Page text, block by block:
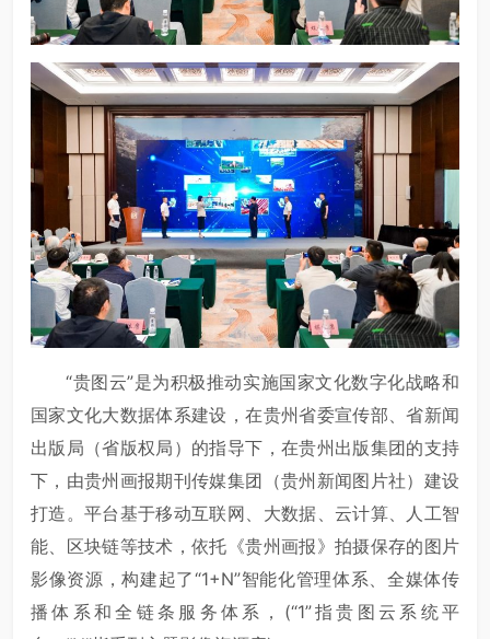
“贵图云”是为积极推动实施国家文化数字化战略和
国家文化大数据体系建设，在贵州省委宣传部、省新闻
出版局（省版权局）的指导下，在贵州出版集团的支持
下，由贵州画报期刊传媒集团（贵州新闻图片社）建设
打造。平台基于移动互联网、大数据、云计算、人工智
能、区块链等技术，依托《贵州画报》拍摄保存的图片
影像资源，构建起了“1+N”智能化管理体系、全媒体传
播体系和全链条服务体系，(“1”指贵图云系统平